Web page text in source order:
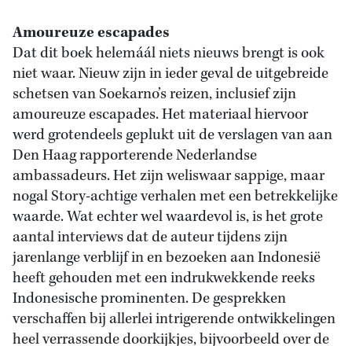
Amoureuze escapades
Dat dit boek helemáál niets nieuws brengt is ook
niet waar. Nieuw zijn in ieder geval de uitgebreide
schetsen van Soekarno’s reizen, inclusief zijn
amoureuze escapades. Het materiaal hiervoor
werd grotendeels geplukt uit de verslagen van aan
Den Haag rapporterende Nederlandse
ambassadeurs. Het zijn weliswaar sappige, maar
nogal Story-achtige verhalen met een betrekkelijke
waarde. Wat echter wel waardevol is, is het grote
aantal interviews dat de auteur tijdens zijn
jarenlange verblijf in en bezoeken aan Indonesië
heeft gehouden met een indrukwekkende reeks
Indonesische prominenten. De gesprekken
verschaffen bij allerlei intrigerende ontwikkelingen
heel verrassende doorkijkjes, bijvoorbeeld over de